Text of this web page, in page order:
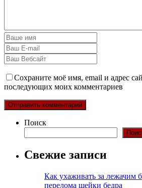
Сохраните моё имя, email и адрес
последующих моих комментариев
Поиск
Свежие записи
Как ухаживать за лежачим
перелома шейки бедра